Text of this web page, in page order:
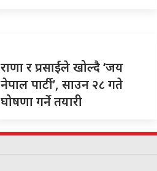
राणा र प्रसाईंले खोल्दै ‘जय
नेपाल पार्टी’, साउन २८ गते
घोषणा गर्ने तयारी